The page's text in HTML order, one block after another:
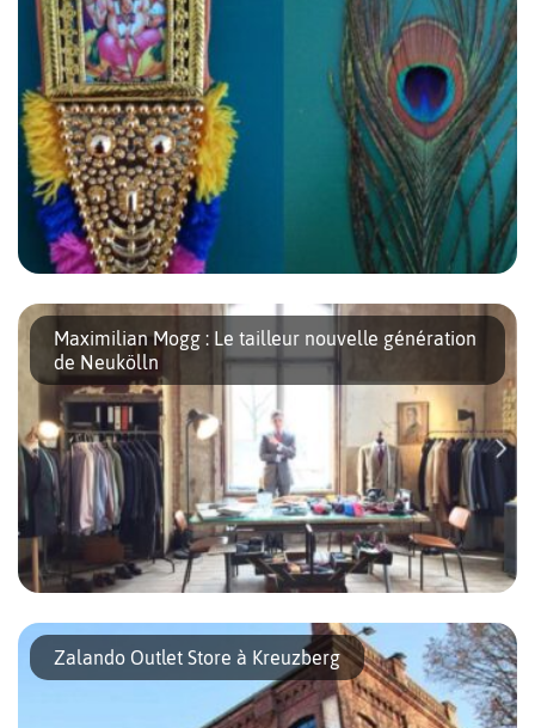
Nous avons rencontré la fondatrice de la marque Ishhh pour
quelle nous raconte comment elle s’est mise à créer de jolies
robes en tissus indiens en plein Berlin. 1/ Peux […]
Maximilian Mogg : Le tailleur nouvelle génération
de Neukölln
Direction Neukölln à une centaine de mètres de la station de S-
Bahn. On arrive dans l’appartement atelier de Maximilian Mogg,
le tailleur sur mesure à la mode anglaise. À tout […]
Zalando Outlet Store à Kreuzberg